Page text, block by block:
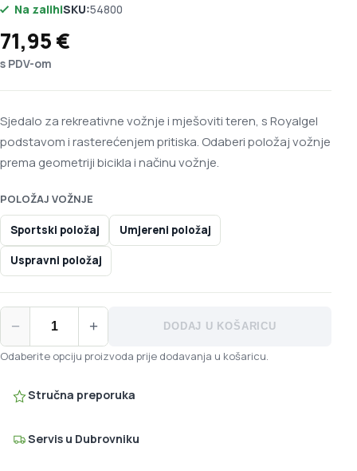
Na zalihiSKU:54800
71,95€
s PDV-om
Sjedalo za rekreativne vožnje i mješoviti teren, s Royalgel
podstavom i rasterećenjem pritiska. Odaberi položaj vožnje
prema geometriji bicikla i načinu vožnje.
POLOŽAJ VOŽNJE
Sportski položaj Umjereni položaj
Uspravni položaj
− + DODAJ U KOŠARICU
Odaberite opciju proizvoda prije dodavanja u košaricu.
Stručna preporuka
Servis u Dubrovniku